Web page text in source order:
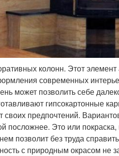
колонн. Этот
современных
может позволить себе
гипсокартонные
своих предпочтений.
посложнее. Это или
позволит без труда
с природным окрасом не